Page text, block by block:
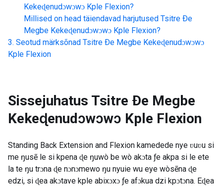
Kekeɖenudɔwɔwɔ Kple Flexion?
Millised on head täiendavad harjutused Tsitre Ðe
Megbe Kekeɖenudɔwɔwɔ Kple Flexion?
Seotud märksõnad Tsitre Ðe Megbe Kekeɖenudɔwɔwɔ
Kple Flexion
Sissejuhatus Tsitre Ðe Megbe
Kekeɖenudɔwɔwɔ Kple Flexion
Standing Back Extension and Flexion kamedede nye ʋuʋu si
me ŋusẽ le si kpena ɖe ŋuwò be wò akɔta ƒe akpa si le ete
la te ŋu trɔna ɖe nɔnɔmewo ŋu nyuie wu eye wòsẽna ɖe
edzi, si ɖea akɔtave kple abixɔxɔ ƒe afɔkua dzi kpɔtɔna. Eɖea